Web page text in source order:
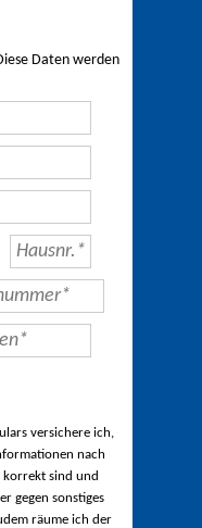
Daten werden
versichere ich,
nach
korrekt sind und
gegen sonstiges
räume ich der